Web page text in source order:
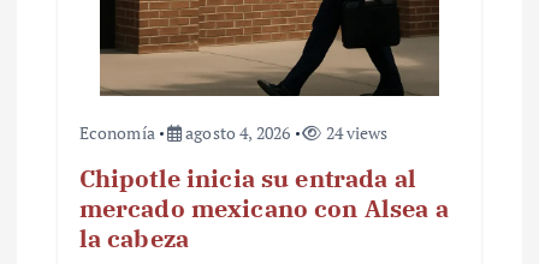
Economía agosto 4, 2026 24 views
Chipotle inicia su entrada al
mercado mexicano con Alsea a
la cabeza